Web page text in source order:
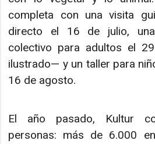
completa con una visita
directo el 16 de julio,
colectivo para adultos el
ilustrado— y un taller para
16 de agosto.
El año pasado, Kultur
personas: más de 6.000